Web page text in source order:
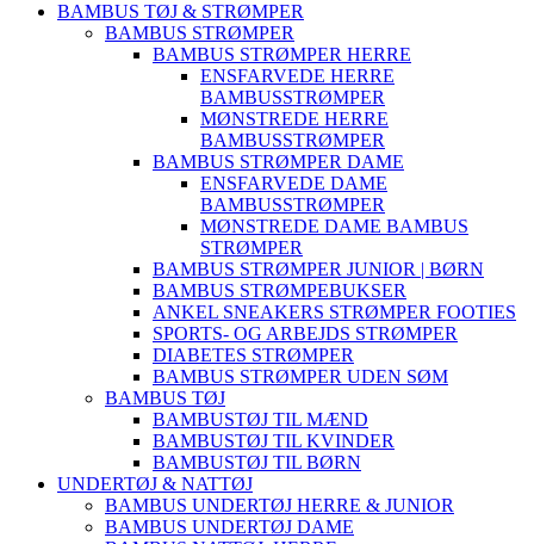
BAMBUS TØJ & STRØMPER
BAMBUS STRØMPER
BAMBUS STRØMPER HERRE
ENSFARVEDE HERRE
BAMBUSSTRØMPER
MØNSTREDE HERRE
BAMBUSSTRØMPER
BAMBUS STRØMPER DAME
ENSFARVEDE DAME
BAMBUSSTRØMPER
MØNSTREDE DAME BAMBUS
STRØMPER
BAMBUS STRØMPER JUNIOR | BØRN
BAMBUS STRØMPEBUKSER
ANKEL SNEAKERS STRØMPER FOOTIES
SPORTS- OG ARBEJDS STRØMPER
DIABETES STRØMPER
BAMBUS STRØMPER UDEN SØM
BAMBUS TØJ
BAMBUSTØJ TIL MÆND
BAMBUSTØJ TIL KVINDER
BAMBUSTØJ TIL BØRN
UNDERTØJ & NATTØJ
BAMBUS UNDERTØJ HERRE & JUNIOR
BAMBUS UNDERTØJ DAME